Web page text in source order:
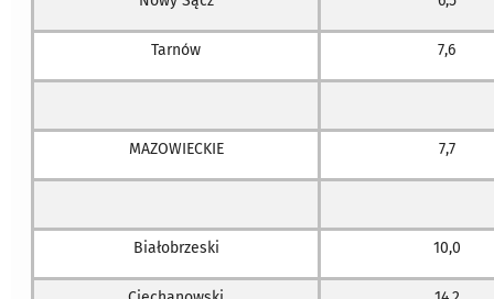
Tarnów 7,6
MAZOWIECKIE 7,7
Białobrzeski 10,0